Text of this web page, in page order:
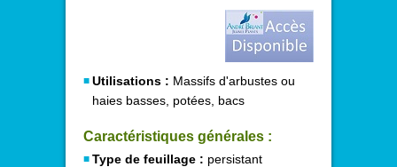
Utilisations : Massifs d'arbustes ou
haies basses, potées, bacs
Caractéristiques générales :
Type de feuillage : persistant